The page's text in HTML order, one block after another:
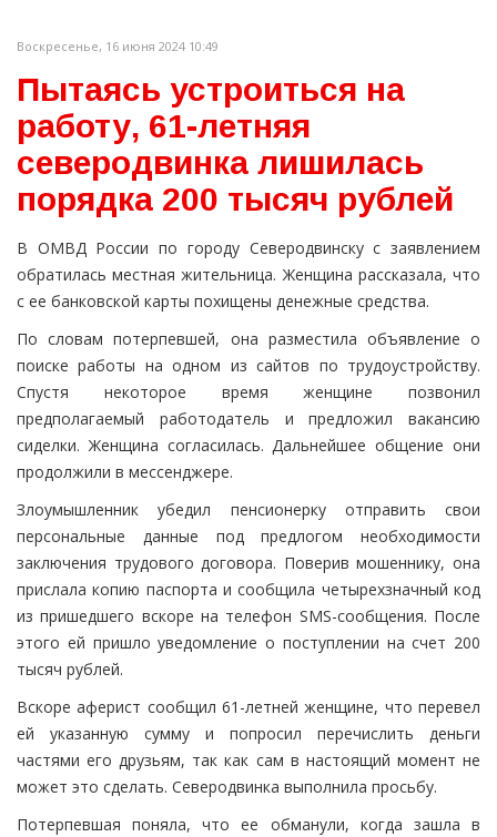
Воскресенье, 16 июня 2024 10:49
Пытаясь устроиться на
работу, 61-летняя
северодвинка лишилась
порядка 200 тысяч рублей
В ОМВД России по городу Северодвинску с заявлением
обратилась местная жительница. Женщина рассказала, что
с ее банковской карты похищены денежные средства.
По словам потерпевшей, она разместила объявление о
поиске работы на одном из сайтов по трудоустройству.
Спустя некоторое время женщине позвонил
предполагаемый работодатель и предложил вакансию
сиделки. Женщина согласилась. Дальнейшее общение они
продолжили в мессенджере.
Злоумышленник убедил пенсионерку отправить свои
персональные данные под предлогом необходимости
заключения трудового договора. Поверив мошеннику, она
прислала копию паспорта и сообщила четырехзначный код
из пришедшего вскоре на телефон SMS-сообщения. После
этого ей пришло уведомление о поступлении на счет 200
тысяч рублей.
Вскоре аферист сообщил 61-летней женщине, что перевел
ей указанную сумму и попросил перечислить деньги
частями его друзьям, так как сам в настоящий момент не
может это сделать. Северодвинка выполнила просьбу.
Потерпевшая поняла, что ее обманули, когда зашла в